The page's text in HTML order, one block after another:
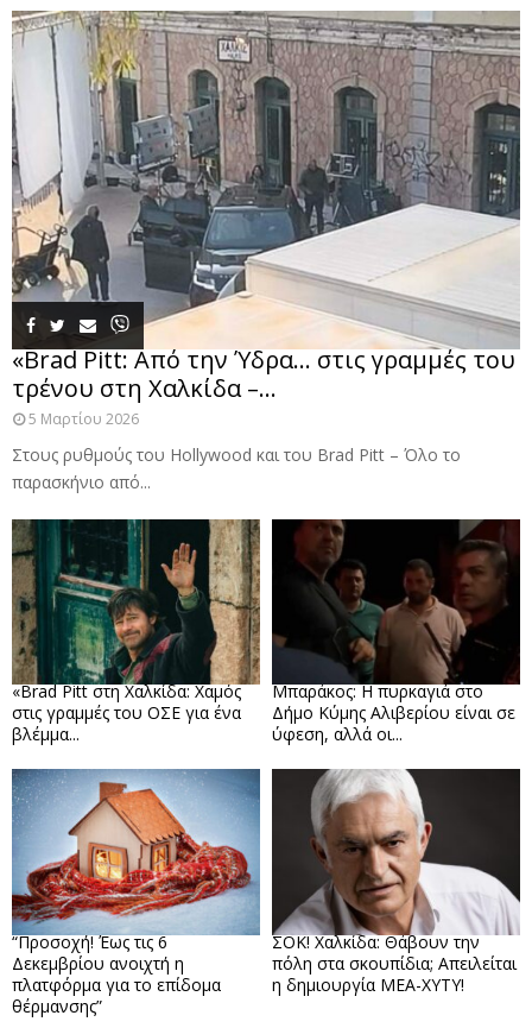
«Brad Pitt: Από την Ύδρα… στις γραμμές του
τρένου στη Χαλκίδα –...
5 Μαρτίου 2026
Στους ρυθμούς του Hollywood και του Brad Pitt – Όλο το
παρασκήνιο από...
«Brad Pitt στη Χαλκίδα: Χαμός
στις γραμμές του ΟΣΕ για ένα
βλέμμα...
Μπαράκος: Η πυρκαγιά στο
Δήμο Κύμης Αλιβερίου είναι σε
ύφεση, αλλά οι...
“Προσοχή! Έως τις 6
Δεκεμβρίου ανοιχτή η
πλατφόρμα για το επίδομα
θέρμανσης”
ΣΟΚ! Χαλκίδα: Θάβουν την
πόλη στα σκουπίδια; Απειλείται
η δημιουργία ΜΕΑ-ΧΥΤΥ!